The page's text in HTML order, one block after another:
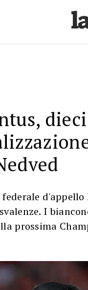
federale
I
prossima